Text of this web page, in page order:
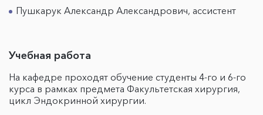
Пушкарук Александр Александрович, ассистент
Учебная работа
На кафедре проходят обучение студенты 4-го и 6-го
курса в рамках предмета Факультетская хирургия,
цикл Эндокринной хирургии.